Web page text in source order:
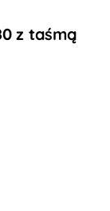
z taśmą